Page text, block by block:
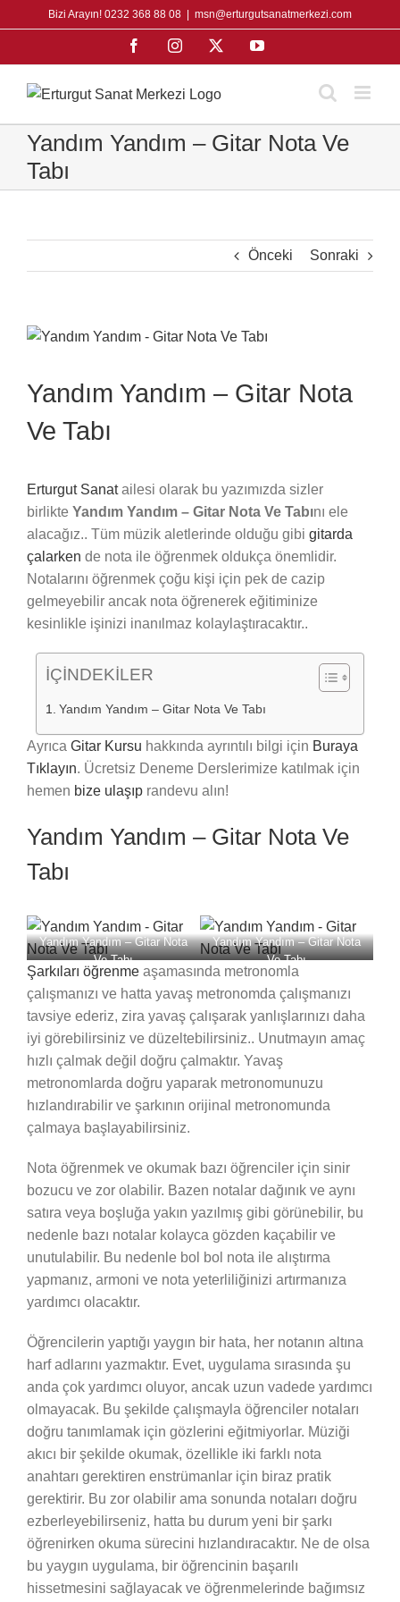
to
Bizi Arayın! 0232 368 88 08 msn@erturgutsanatmerkezi.com
FacebookInstagram YouTube
Yandım Yandım – Gitar Nota Ve
Tabı
Önceki Sonraki
View
Yandım Yandım – Gitar Nota
Ve Tabı
Erturgut Sanatailesi olarak bu yazımızda sizler
birlikte Yandım Yandım – Gitar Nota Ve Tabını ele
alacağız.. Tüm müzik aletlerinde olduğu gibi gitarda
çalarken de nota ile öğrenmek oldukça önemlidir.
Notalarını öğrenmek çoğu kişi için pek de cazip
gelmeyebilir ancak nota öğrenerek eğitiminize
kesinlikle işinizi inanılmaz kolaylaştıracaktır..
İÇİNDEKİLER
Yandım Yandım – Gitar Nota Ve Tabı
Ayrıca Gitar Kursu hakkında ayrıntılı bilgi için Buraya
Tıklayın. Ücretsiz Deneme Derslerimize katılmak için
hemen bize ulaşıp randevu alın!
Yandım Yandım – Gitar Nota Ve
Tabı
Yandım Yandım – Gitar Nota
Ve Tabı
Yandım Yandım – Gitar Nota
Ve Tabı
Şarkıları öğrenme aşamasında metronomla
çalışmanızı ve hatta yavaş metronomda çalışmanızı
tavsiye ederiz, zira yavaş çalışarak yanlışlarınızı daha
iyi görebilirsiniz ve düzeltebilirsiniz.. Unutmayın amaç
hızlı çalmak değil doğru çalmaktır. Yavaş
metronomlarda doğru yaparak metronomunuzu
hızlandırabilir ve şarkının orijinal metronomunda
çalmaya başlayabilirsiniz.
Nota öğrenmek ve okumak bazı öğrenciler için sinir
bozucu ve zor olabilir. Bazen notalar dağınık ve aynı
satıra veya boşluğa yakın yazılmış gibi görünebilir, bu
nedenle bazı notalar kolayca gözden kaçabilir ve
unutulabilir. Bu nedenle bol bol nota ile alıştırma
yapmanız, armoni ve nota yeterliliğinizi artırmanıza
yardımcı olacaktır.
Öğrencilerin yaptığı yaygın bir hata, her notanın altına
harf adlarını yazmaktır. Evet, uygulama sırasında şu
anda çok yardımcı oluyor, ancak uzun vadede yardımcı
olmayacak. Bu şekilde çalışmayla öğrenciler notaları
doğru tanımlamak için gözlerini eğitmiyorlar. Müziği
akıcı bir şekilde okumak, özellikle iki farklı nota
anahtarı gerektiren enstrümanlar için biraz pratik
gerektirir. Bu zor olabilir ama sonunda notaları doğru
ezberleyebilirseniz, hatta bu durum yeni bir şarkı
öğrenirken okuma sürecini hızlandıracaktır. Ne de olsa
bu yaygın uygulama, bir öğrencinin başarılı
hissetmesini sağlayacak ve öğrenmelerinde bağımsız